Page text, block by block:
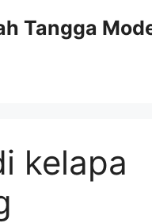
Tangga
kelapa